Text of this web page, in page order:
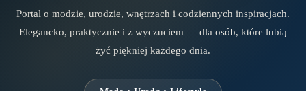
Portal o modzie, urodzie, wnętrzach i codziennych inspiracjach.
Elegancko, praktycznie i z wyczuciem — dla osób, które lubią
żyć piękniej każdego dnia.